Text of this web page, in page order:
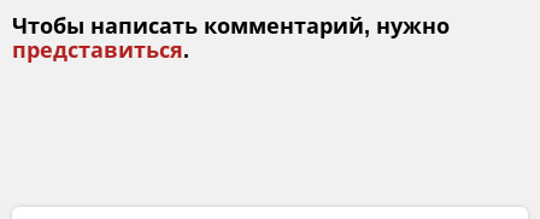
Чтобы написать комментарий, нужно
представиться.